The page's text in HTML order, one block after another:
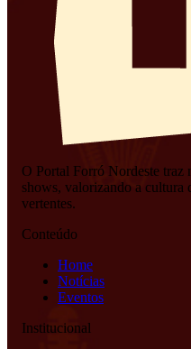
O Portal Forró Nordeste traz
shows, valorizando a cultura
vertentes.
Conteúdo
Home
Notícias
Eventos
Institucional